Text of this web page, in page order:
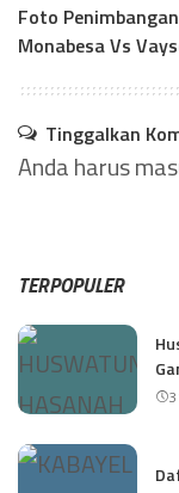
Foto Penimbangan
Monabesa Vs
Tinggalkan
Anda harus
TERPOPULER